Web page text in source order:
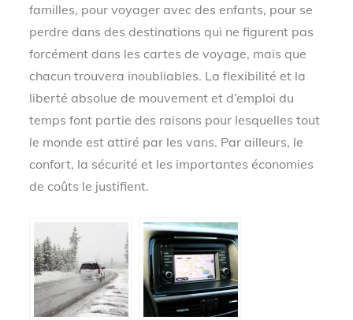
familles, pour voyager avec des enfants, pour se
perdre dans des destinations qui ne figurent pas
forcément dans les cartes de voyage, mais que
chacun trouvera inoubliables. La flexibilité et la
liberté absolue de mouvement et d’emploi du
temps font partie des raisons pour lesquelles tout
le monde est attiré par les vans. Par ailleurs, le
confort, la sécurité et les importantes économies
de coûts le justifient.